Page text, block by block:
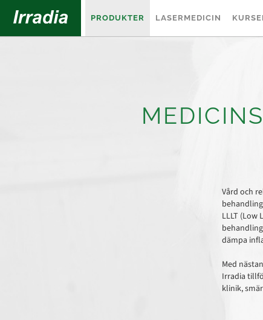
PRODUKTER LASERMEDICIN
Vård och
LLLT
dämpa
Med
Irradia
klinik,